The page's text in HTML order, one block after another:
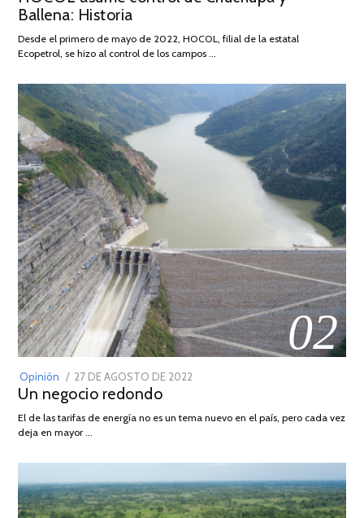
2026
Ballena: Historia
Desde el primero de mayo de 2022, HOCOL, filial de la estatal
Ecopetrol, se hizo al control de los campos …
02
Opinión
POSTED
ON
27 DE AGOSTO DE 2022
DE
Un negocio redondo
El de las tarifas de energía no es un tema nuevo en el país, pero cada vez
deja en mayor …